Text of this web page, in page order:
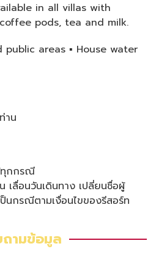
in all villas with
pods, tea and milk.
areas ▪ House water
าน
ทุกกรณี
เลื่อนวันเดินทาง เปลี่ยนชื่อผู้
นกรณีตามเงื่อนไขของรีสอร์ท
ามข้อมูล